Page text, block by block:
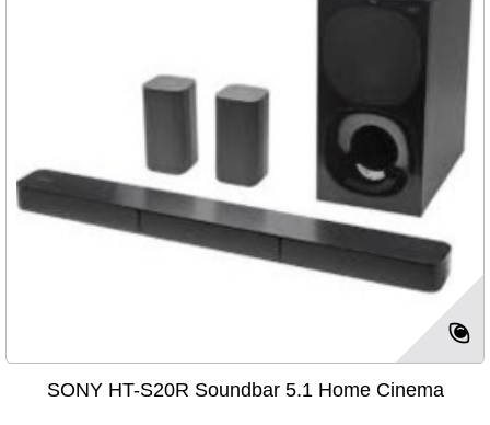
SONY HT-S20R Soundbar 5.1 Home Cinema